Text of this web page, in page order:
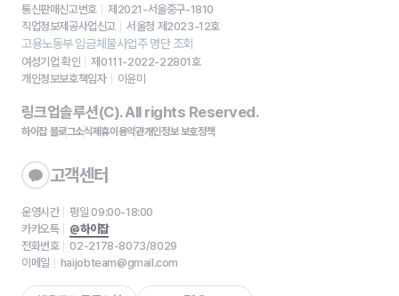
통신판매신고번호
제2021-서울중구-1810
직업정보제공사업신고
서울청 제2023-12호
고용노동부 임금체불사업주 명단 조회
여성기업 확인
제0111-2022-22801호
개인정보보호책임자
이윤미
링크업솔루션(C). All rights Reserved.
하이잡 블로그소식제휴이용약관개인정보 보호정책
고객센터
운영시간
평일 09:00-18:00
카카오톡
@하이잡
전화번호
02-2178-8073/8029
이메일
haijobteam@gmail.com